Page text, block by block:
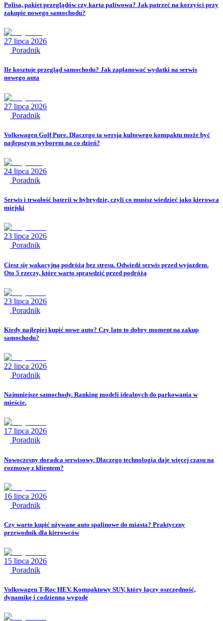
Polisa, pakiet przeglądów czy karta paliwowa? Jak patrzeć na korzyści przy
zakupie nowego samochodu?
27 lipca 2026
Poradnik
Ile kosztuje przegląd samochodu? Jak zaplanować wydatki na serwis
nowego auta
27 lipca 2026
Poradnik
Volkswagen Golf Pure. Dlaczego ta wersja kultowego kompaktu może być
najlepszym wyborem na co dzień?
24 lipca 2026
Poradnik
Serwis i trwałość baterii w hybrydzie, czyli co musisz wiedzieć jako kierowca
miejski
23 lipca 2026
Poradnik
Ciesz się wakacyjną podróżą bez stresu. Odwiedź serwis przed wyjazdem.
Oto 5 rzeczy, które warto sprawdzić przed podróżą
23 lipca 2026
Poradnik
Kiedy najlepiej kupić nowe auto? Czy lato to dobry moment na zakup
samochodu?
22 lipca 2026
Poradnik
Najmniejsze samochody. Ranking modeli idealnych do parkowania w
mieście.
17 lipca 2026
Poradnik
Nowoczesny doradca serwisowy. Dlaczego technologia daje więcej czasu na
rozmowę z klientem?
16 lipca 2026
Poradnik
Czy warto kupić używane auto spalinowe do miasta? Praktyczny
przewodnik dla kierowców
15 lipca 2026
Poradnik
Volkswagen T-Roc HEV. Kompaktowy SUV, który łączy oszczędność,
dynamikę i codzienną wygodę